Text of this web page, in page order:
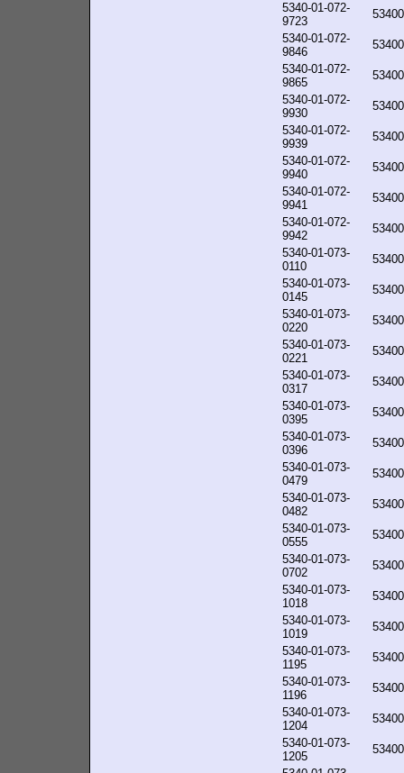
5340-01-072-
9723
5340-01-072-
9846
5340-01-072-
9865
5340-01-072-
9930
5340-01-072-
9939
5340-01-072-
9940
5340-01-072-
9941
5340-01-072-
9942
5340-01-073-
0110
5340-01-073-
0145
5340-01-073-
0220
5340-01-073-
0221
5340-01-073-
0317
5340-01-073-
0395
5340-01-073-
0396
5340-01-073-
0479
5340-01-073-
0482
5340-01-073-
0555
5340-01-073-
0702
5340-01-073-
1018
5340-01-073-
1019
5340-01-073-
1195
5340-01-073-
1196
5340-01-073-
1204
5340-01-073-
1205